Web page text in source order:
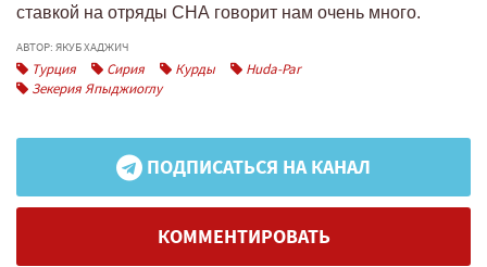
ставкой на отряды СНА говорит нам очень много.
АВТОР: ЯКУБ ХАДЖИЧ
Турция Сирия Курды
Huda-Par
Зекерия Япыджиоглу
ПОДПИСАТЬСЯ НА КАНАЛ
КОММЕНТИРОВАТЬ